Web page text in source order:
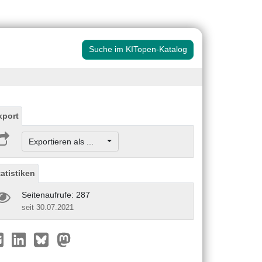
Suche im KITopen-Katalog
Exportieren als ...
Seitenaufrufe: 287
seit 30.07.2021